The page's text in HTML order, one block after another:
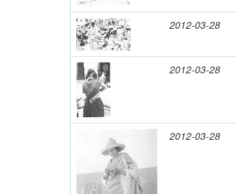
2012-03-28
2012-03-28
2012-03-28